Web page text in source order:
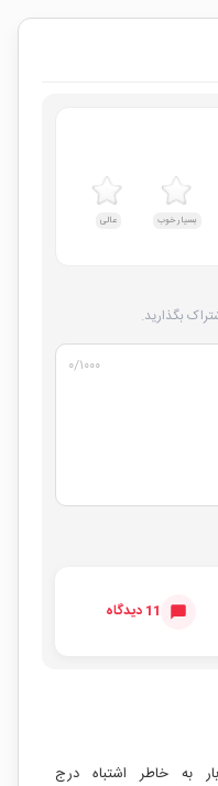
بسیار خوب عالی
بگذارید.
۰/۱۰۰۰
11 دیدگاه
به خاطر اشتباه درج